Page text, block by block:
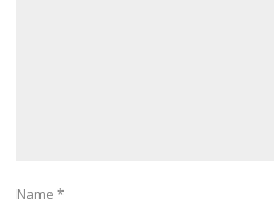
Name *